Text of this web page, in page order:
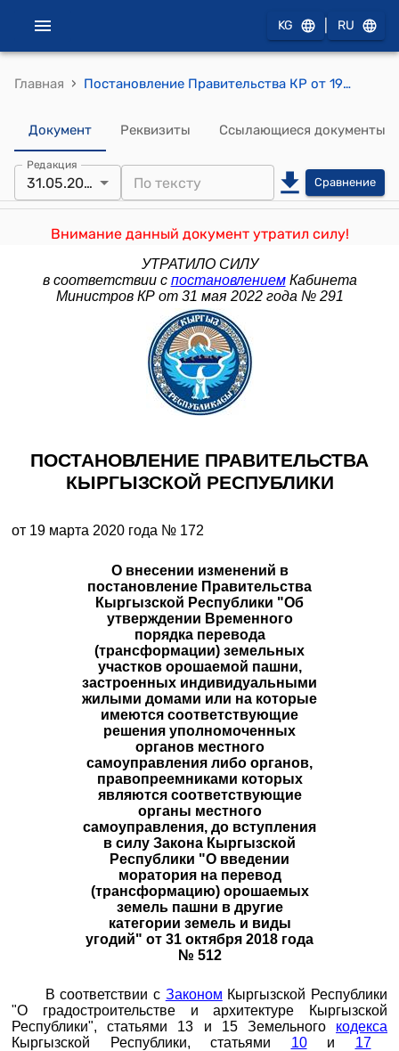
KG RU
Главная › Постановление Правительства КР от 19 марта 2020 года № 172 "О внесении изменений в постановление Правительства Кыргызской Республики "Об утверждении Временного порядка перевода (трансформации) земельных участков орошаемой пашни, застроенных индивидуальными жилыми домами или на которые имеются соответствующие решения уполномоченных органов местного самоуправления либо органов, правопреемниками которых являются соответствующие органы местного самоуправления, до вступления в силу Закона Кыргызской Республики "О введении моратория на перевод (трансформацию) орошаемых земель пашни в другие категории земель и виды угодий" от 31 октября 2018 года № 512"
Документ Реквизиты Ссылающиеся документы
Редакция
31.05.2022 Сравнение
Внимание данный документ утратил силу!